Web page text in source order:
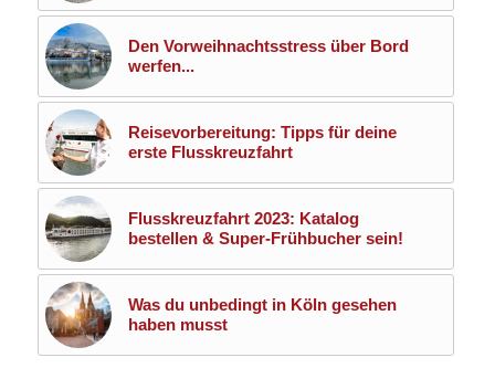
Den Vorweihnachtsstress über Bord
werfen...
Reisevorbereitung: Tipps für deine
erste Flusskreuzfahrt
Flusskreuzfahrt 2023: Katalog
bestellen & Super-Frühbucher sein!
Was du unbedingt in Köln gesehen
haben musst